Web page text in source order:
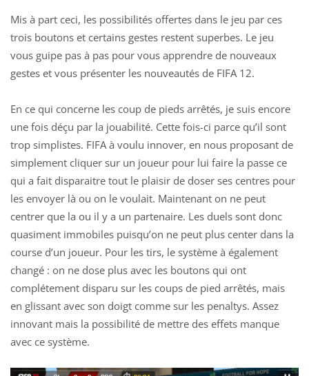
Mis à part ceci, les possibilités offertes dans le jeu par ces
trois boutons et certains gestes restent superbes. Le jeu
vous guipe pas à pas pour vous apprendre de nouveaux
gestes et vous présenter les nouveautés de FIFA 12.
En ce qui concerne les coup de pieds arrêtés, je suis encore
une fois déçu par la jouabilité. Cette fois-ci parce qu’il sont
trop simplistes. FIFA à voulu innover, en nous proposant de
simplement cliquer sur un joueur pour lui faire la passe ce
qui a fait disparaitre tout le plaisir de doser ses centres pour
les envoyer là ou on le voulait. Maintenant on ne peut
centrer que la ou il y a un partenaire. Les duels sont donc
quasiment immobiles puisqu’on ne peut plus center dans la
course d’un joueur. Pour les tirs, le système à également
changé : on ne dose plus avec les boutons qui ont
complétement disparu sur les coups de pied arrêtés, mais
en glissant avec son doigt comme sur les penaltys. Assez
innovant mais la possibilité de mettre des effets manque
avec ce système.